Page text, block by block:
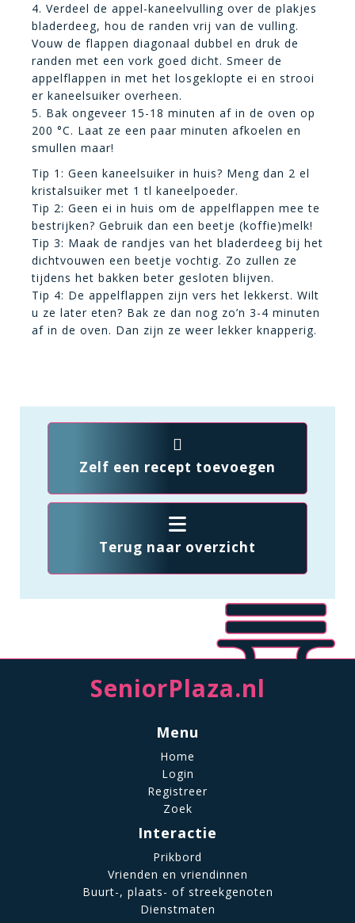
4. Verdeel de appel-kaneelvulling over de plakjes
bladerdeeg, hou de randen vrij van de vulling.
Vouw de flappen diagonaal dubbel en druk de
randen met een vork goed dicht. Smeer de
appelflappen in met het losgeklopte ei en strooi
er kaneelsuiker overheen.
5. Bak ongeveer 15-18 minuten af in de oven op
200 °C. Laat ze een paar minuten afkoelen en
smullen maar!
Tip 1: Geen kaneelsuiker in huis? Meng dan 2 el
kristalsuiker met 1 tl kaneelpoeder.
Tip 2: Geen ei in huis om de appelflappen mee te
bestrijken? Gebruik dan een beetje (koffie)melk!
Tip 3: Maak de randjes van het bladerdeeg bij het
dichtvouwen een beetje vochtig. Zo zullen ze
tijdens het bakken beter gesloten blijven.
Tip 4: De appelflappen zijn vers het lekkerst. Wilt
u ze later eten? Bak ze dan nog zo’n 3-4 minuten
af in de oven. Dan zijn ze weer lekker knapperig.
Zelf een recept toevoegen
Terug naar overzicht
SeniorPlaza.nl
Menu
Home
Login
Registreer
Zoek
Interactie
Prikbord
Vrienden en vriendinnen
Buurt-, plaats- of streekgenoten
Dienstmaten